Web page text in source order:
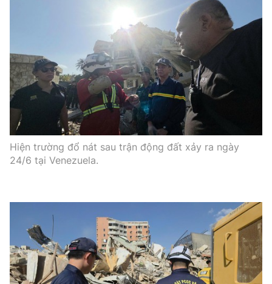
Hiện trường đổ nát sau trận động đất xảy ra ngày
24/6 tại Venezuela.